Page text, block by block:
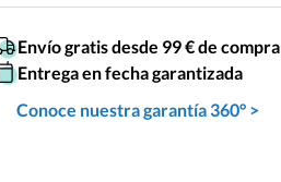
Envío gratis desde 99 € de compra
Entrega en fecha garantizada
Conoce nuestra garantía 360° >